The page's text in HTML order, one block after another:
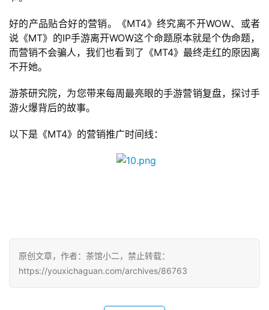
好的产品贴合好的营销。《MT4》终究离不开WOW、或者
说《MT》的IP手游离开WOW这个命题原本就是个伪命题，
而营销不会骗人，我们也看到了《MT4》最终走红的原因离
不开她。
游茶研究院，为您带来每周最亮眼的手游营销复盘，探讨手
游火爆背后的故事。
以下是《MT4》的营销推广时间线：
原创文章，作者：茶馆小二，禁止转载：
https://youxichaguan.com/archives/86763